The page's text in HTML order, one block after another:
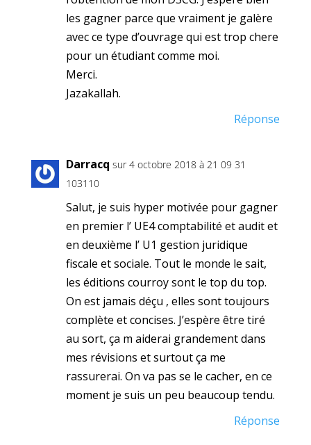
les gagner parce que vraiment je galère
avec ce type d’ouvrage qui est trop chere
pour un étudiant comme moi.
Merci.
Jazakallah.
Réponse
Darracq sur 4 octobre 2018 à 21 09 31
103110
Salut, je suis hyper motivée pour gagner
en premier l’ UE4 comptabilité et audit et
en deuxième l’ U1 gestion juridique
fiscale et sociale. Tout le monde le sait,
les éditions courroy sont le top du top.
On est jamais déçu , elles sont toujours
complète et concises. J’espère être tiré
au sort, ça m aiderai grandement dans
mes révisions et surtout ça me
rassurerai. On va pas se le cacher, en ce
moment je suis un peu beaucoup tendu.
Réponse